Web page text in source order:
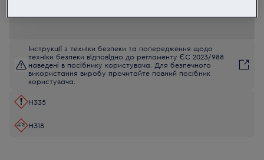
Інструкції з техніки безпеки та попередження щодо
техніки безпеки відповідно до регламенту ЄС 2023/988
наведені в посібнику користувача. Для безпечного
використання виробу прочитайте повний посібник
користувача.
H335
H318